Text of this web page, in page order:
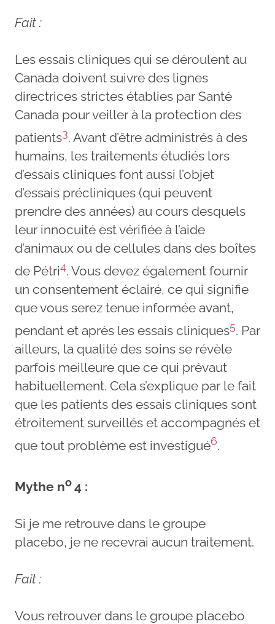
Fait :
Les essais cliniques qui se déroulent au
Canada doivent suivre des lignes
directrices strictes établies par Santé
Canada pour veiller à la protection des
patients3. Avant d’être administrés à des
humains, les traitements étudiés lors
d’essais cliniques font aussi l’objet
d’essais précliniques (qui peuvent
prendre des années) au cours desquels
leur innocuité est vérifiée à l’aide
d’animaux ou de cellules dans des boîtes
de Pétri4. Vous devez également fournir
un consentement éclairé, ce qui signifie
que vous serez tenue informée avant,
pendant et après les essais cliniques5. Par
ailleurs, la qualité des soins se révèle
parfois meilleure que ce qui prévaut
habituellement. Cela s’explique par le fait
que les patients des essais cliniques sont
étroitement surveillés et accompagnés et
que tout problème est investigué6.
Mythe no 4 :
Si je me retrouve dans le groupe
placebo, je ne recevrai aucun traitement.
Fait :
Vous retrouver dans le groupe placebo